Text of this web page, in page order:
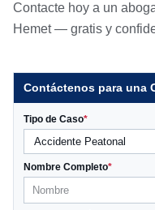
Contacte hoy a un
Hemet — gratis y
Contáctenos para una
Tipo de Caso*
Nombre Completo*